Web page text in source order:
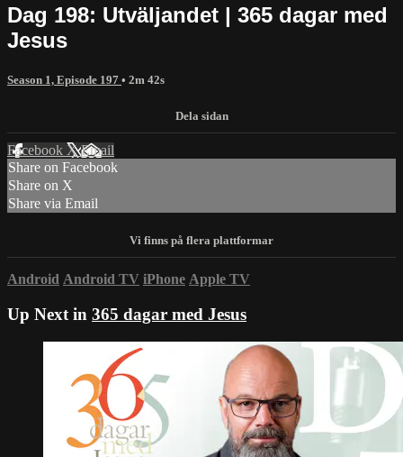
Dag 198: Utväljandet | 365 dagar med
Jesus
Season 1, Episode 197 • 2m 42s
Facebook XEmail
Share on Facebook
Share on X
Share via Email
Android Android TV iPhone Apple TV
Up Next in 365 dagar med Jesus